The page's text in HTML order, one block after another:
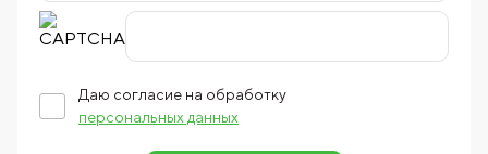
Даю согласие на обработку
персональных данных